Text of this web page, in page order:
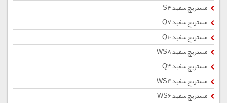
مستربچ سفید S4
مستربچ سفید Q7
مستربچ سفید Q10
مستربچ سفید WS8
مستربچ سفید Q3
مستربچ سفید WS4
مستربچ سفید WS6